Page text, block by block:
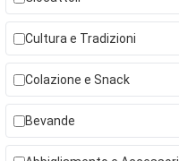
Cultura e Tradizioni
Colazione e Snack
Bevande